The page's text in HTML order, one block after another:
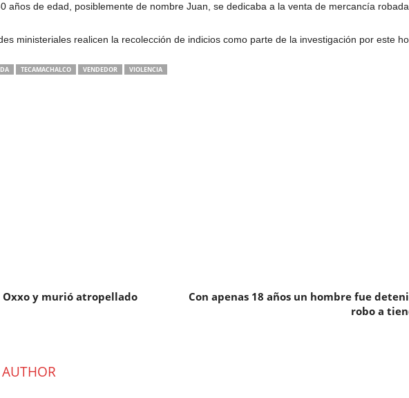
años de edad, posiblemente de nombre Juan, se dedicaba a la venta de mercancía robada.
ministeriales realicen la recolección de indicios como parte de la investigación por este
TECAMACHALCO VENDEDOR VIOLENCIA
Oxxo y murió atropellado
Con apenas 18 años un hombre fue
robo a